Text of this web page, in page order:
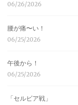
06/26/2026
腰が痛〜い！
06/25/2026
午後から！
06/25/2026
「セルビア戦」